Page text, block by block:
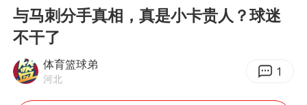
38岁演员求职万岁山NPC成功
U17国足三连胜晋级明日之星半决赛
与马刺分手真相，真是小卡贵人？球迷
不干了
体育篮球弟
河北 1